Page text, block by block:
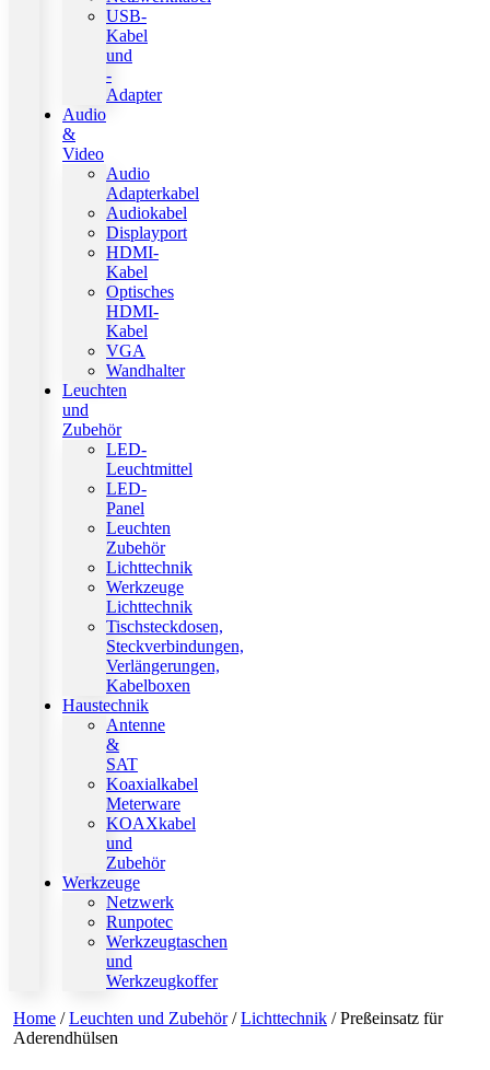
USB-
Kabel
und
-
Adapter
Audio
&
Video
Audio
Adapterkabel
Audiokabel
Displayport
HDMI-
Kabel
Optisches
HDMI-
Kabel
VGA
Wandhalter
Leuchten
und
Zubehör
LED-
Leuchtmittel
LED-
Panel
Leuchten
Zubehör
Lichttechnik
Werkzeuge
Lichttechnik
Tischsteckdosen,
Steckverbindungen,
Verlängerungen,
Kabelboxen
Haustechnik
Antenne
&
SAT
Koaxialkabel
Meterware
KOAXkabel
und
Zubehör
Werkzeuge
Netzwerk
Runpotec
Werkzeugtaschen
und
Werkzeugkoffer
Home /Leuchten und Zubehör/Lichttechnik / Preßeinsatz für
Aderendhülsen